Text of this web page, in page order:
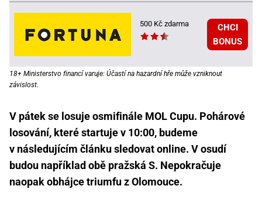
500 Kč zdarma
CHCI
BONUS
18+ Ministerstvo financí varuje: Účastí na hazardní hře může vzniknout
závislost.
V pátek se losuje osmifinále MOL Cupu. Pohárové
losování, které startuje v 10:00, budeme
v následujícím článku sledovat online. V osudí
budou například obě pražská S. Nepokračuje
naopak obhájce triumfu z Olomouce.